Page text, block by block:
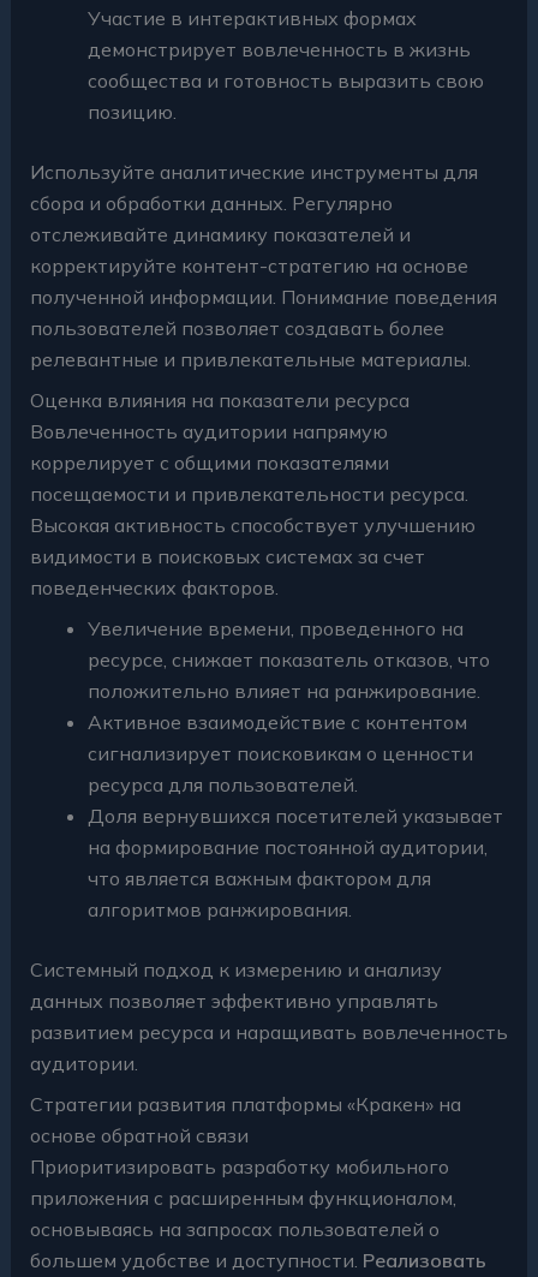
Участие в интерактивных формах
демонстрирует вовлеченность в жизнь
сообщества и готовность выразить свою
позицию.
Используйте аналитические инструменты для
сбора и обработки данных. Регулярно
отслеживайте динамику показателей и
корректируйте контент-стратегию на основе
полученной информации. Понимание поведения
пользователей позволяет создавать более
релевантные и привлекательные материалы.
Оценка влияния на показатели ресурса
Вовлеченность аудитории напрямую
коррелирует с общими показателями
посещаемости и привлекательности ресурса.
Высокая активность способствует улучшению
видимости в поисковых системах за счет
поведенческих факторов.
Увеличение времени, проведенного на
ресурсе, снижает показатель отказов, что
положительно влияет на ранжирование.
Активное взаимодействие с контентом
сигнализирует поисковикам о ценности
ресурса для пользователей.
Доля вернувшихся посетителей указывает
на формирование постоянной аудитории,
что является важным фактором для
алгоритмов ранжирования.
Системный подход к измерению и анализу
данных позволяет эффективно управлять
развитием ресурса и наращивать вовлеченность
аудитории.
Стратегии развития платформы «Кракен» на
основе обратной связи
Приоритизировать разработку мобильного
приложения с расширенным функционалом,
основываясь на запросах пользователей о
большем удобстве и доступности. Реализовать